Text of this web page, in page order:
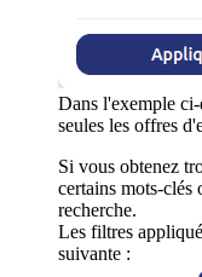
Dans l'exemple
seules les offres
Si vous obtenez
certains mots-clés
recherche.
Les filtres
suivante :